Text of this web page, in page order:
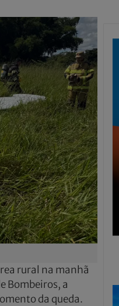
rural na manhã
Bombeiros, a
da queda.